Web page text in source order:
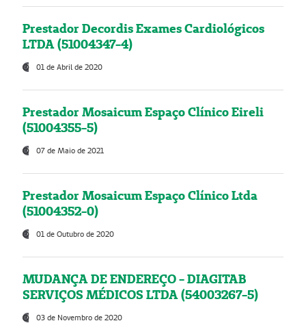
Prestador Decordis Exames Cardiológicos
LTDA (51004347-4)
01 de Abril de 2020
Prestador Mosaicum Espaço Clínico Eireli
(51004355-5)
07 de Maio de 2021
Prestador Mosaicum Espaço Clínico Ltda
(51004352-0)
01 de Outubro de 2020
MUDANÇA DE ENDEREÇO - DIAGITAB
SERVIÇOS MÉDICOS LTDA (54003267-5)
03 de Novembro de 2020